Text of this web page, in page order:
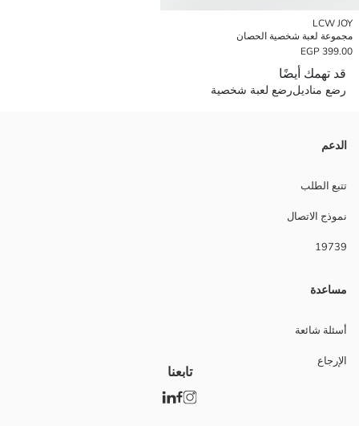
LCW JOY
مجموعة لعبة شخصية الحصان
399.00 EGP
قد تهمك أيضًا
رضع مناديلرضع لعبة شخصية
الدعم
تتبع الطلب
نموذج الاتصال
19739
مساعدة
أسئلة شائعة
الإرجاع
تابعنا